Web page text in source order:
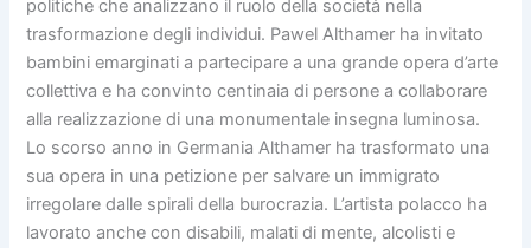
politiche che analizzano il ruolo della società nella
trasformazione degli individui. Pawel Althamer ha invitato
bambini emarginati a partecipare a una grande opera d’arte
collettiva e ha convinto centinaia di persone a collaborare
alla realizzazione di una monumentale insegna luminosa.
Lo scorso anno in Germania Althamer ha trasformato una
sua opera in una petizione per salvare un immigrato
irregolare dalle spirali della burocrazia. L’artista polacco ha
lavorato anche con disabili, malati di mente, alcolisti e